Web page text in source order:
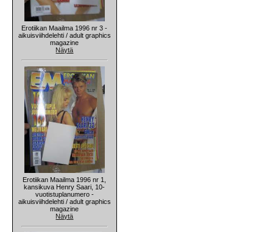
Erotiikan Maailma 1996 nr 3 -
aikuisviihdelehti / adult graphics
magazine
Näytä
Erotiikan Maailma 1996 nr 1,
kansikuva Henry Saari, 10-
vuotistuplanumero -
aikuisviihdelehti / adult graphics
magazine
Näytä